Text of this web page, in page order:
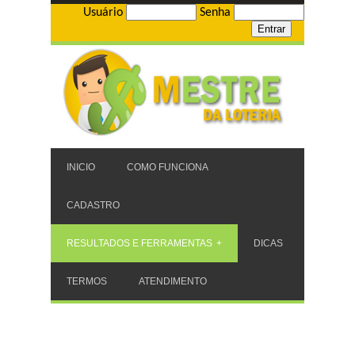
Usuário Senha
INICIO COMO FUNCIONA
CADASTRO
RESULTADOS E FERRAMENTAS DICAS
TERMOS ATENDIMENTO